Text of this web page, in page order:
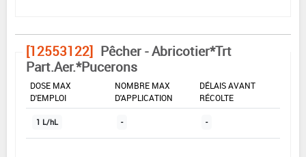
[12553122] Pêcher - Abricotier*Trt
Part.Aer.*Pucerons
DOSE MAX
D'EMPLOI
NOMBRE MAX
D'APPLICATION
DÉLAIS AVANT
RÉCOLTE
1 L/hL - -